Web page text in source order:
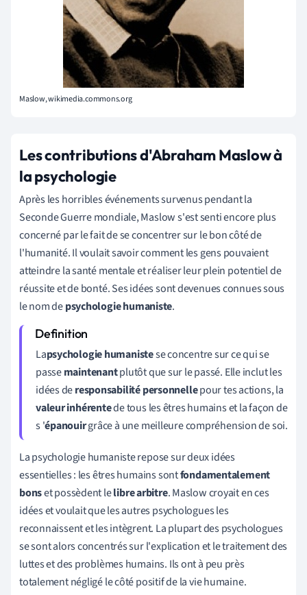
Maslow, wikimedia.commons.org
Les contributions d'Abraham Maslow à
la psychologie
Après les horribles événements survenus pendant la
Seconde Guerre mondiale, Maslow s'est senti encore plus
concerné par le fait de se concentrer sur le bon côté de
l'humanité. Il voulait savoir comment les gens pouvaient
atteindre la santé mentale et réaliser leur plein potentiel de
réussite et de bonté. Ses idées sont devenues connues sous
le nom depsychologie humaniste.
Lapsychologie humanistese concentre sur ce qui se
passemaintenantplutôt que sur le passé. Elle inclut les
idées deresponsabilité personnellepour tes actions, la
valeur inhérentedetous les êtres humains et la façon de
s'épanouirgrâce à une meilleure compréhension de soi.
La psychologie humaniste repose sur deux idées
essentielles : les êtres humains sontfondamentalement
bonset possèdent lelibre arbitre. Maslow croyait en ces
idées et voulait que les autres psychologues les
reconnaissent et les intègrent. La plupart des psychologues
se sont alors concentrés sur l'explication et le traitement des
luttes et des problèmes humains. Ils ont à peu près
totalement négligé le côté positif de la vie humaine.